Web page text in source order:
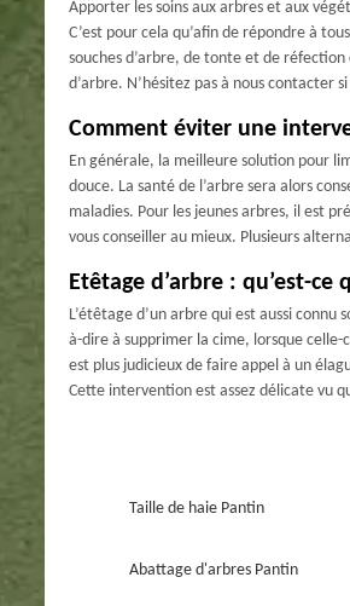
Apporter les soins aux arbres et aux
C’est pour cela qu’afin de répondre à
souches d’arbre, de tonte et de
d’arbre. N’hésitez pas à nous contacter
Comment éviter une
En générale, la meilleure solution pour
douce. La santé de l’arbre sera alors
maladies. Pour les jeunes arbres, il est
vous conseiller au mieux. Plusieurs
Etêtage d’arbre : qu’est-ce
L’étêtage d’un arbre qui est aussi
à-dire à supprimer la cime, lorsque celle-
est plus judicieux de faire appel à un
Cette intervention est assez délicate vu
Taille de haie Pantin
Abattage d'arbres Pantin